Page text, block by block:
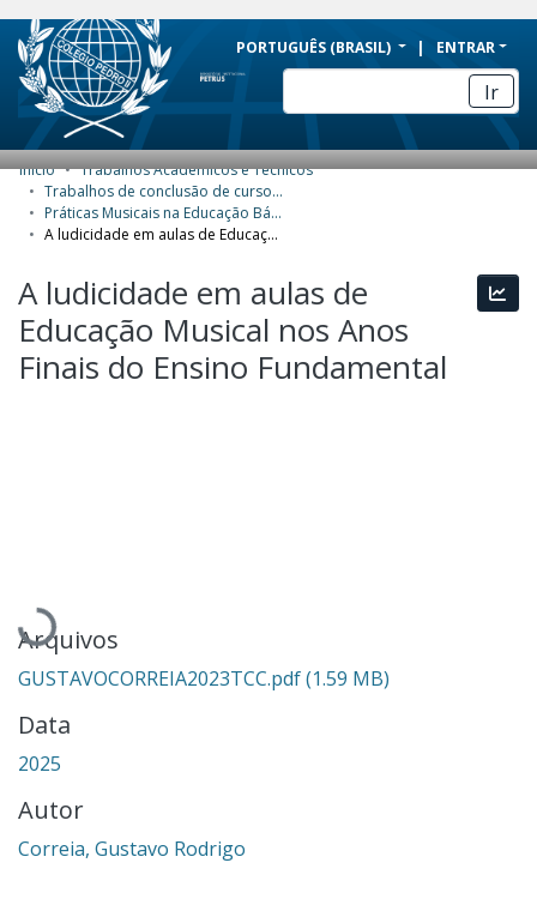
BRAZIL
Simplifique!
Comunica BR
Participe
Acesso à informação
Legislação
PORTUGUÊS (BRASIL) ENTRAR
Ir
COMUNIDADES E COLEÇÕES
NAVEGAR
ESTATÍSTICAS
SOBRE
Início
Trabalhos Acadêmicos e Técnicos
Trabalhos de conclusão de curso de Especialização
Práticas Musicais na Educação Básica
A ludicidade em aulas de Educação Musical nos Anos Finais do Ensino Fundamental
A ludicidade em aulas de
Educação Musical nos Anos
Finais do Ensino Fundamental
Carregando...
Arquivos
GUSTAVOCORREIA2023TCC.pdf(1.59 MB)
Data
2025
Autor
Correia, Gustavo Rodrigo